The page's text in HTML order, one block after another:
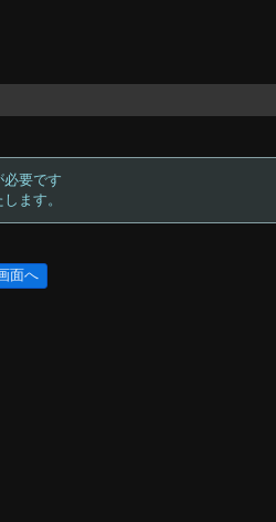
必要です
ます。
面へ